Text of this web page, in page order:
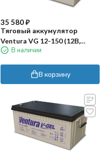
35 580₽
Тяговый аккумулятор
Ventura VG 12-150 (12В,
150Ач, GEL)
В наличии
В корзину